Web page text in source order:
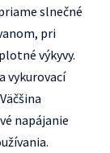
slnečné
pri
výkyvy.
vykurovací
napájanie